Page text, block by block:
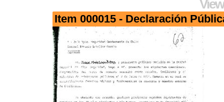
Item 000015 - Declaración